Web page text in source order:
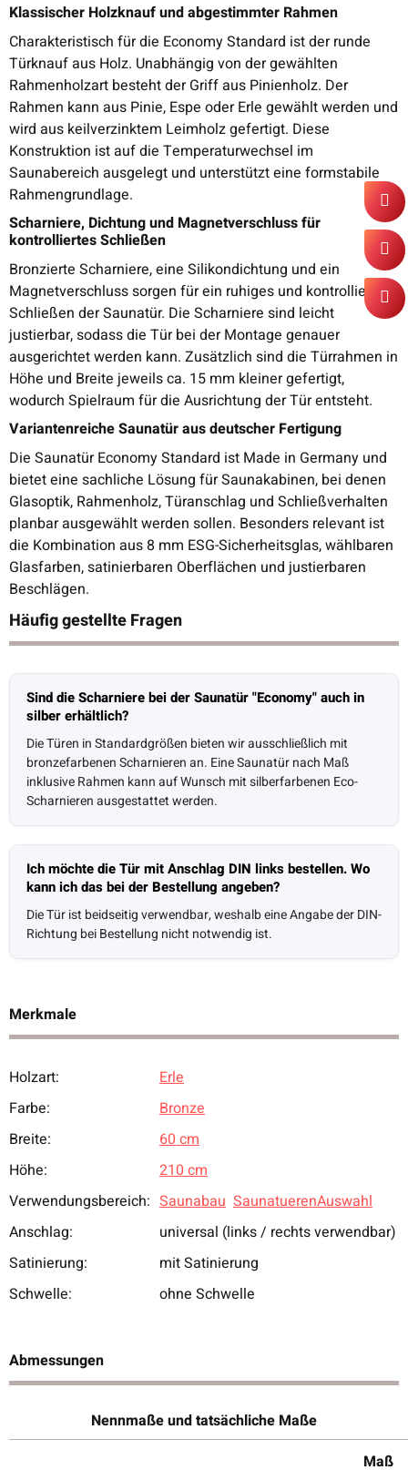
Klassischer Holzknauf und abgestimmter Rahmen
Charakteristisch für die Economy Standard ist der runde
Türknauf aus Holz. Unabhängig von der gewählten
Rahmenholzart besteht der Griff aus Pinienholz. Der
Rahmen kann aus Pinie, Espe oder Erle gewählt werden und
wird aus keilverzinktem Leimholz gefertigt. Diese
Konstruktion ist auf die Temperaturwechsel im
Saunabereich ausgelegt und unterstützt eine formstabile
Rahmengrundlage.
Scharniere, Dichtung und Magnetverschluss für
kontrolliertes Schließen
Bronzierte Scharniere, eine Silikondichtung und ein
Magnetverschluss sorgen für ein ruhiges und kontrolliertes
Schließen der Saunatür. Die Scharniere sind leicht
justierbar, sodass die Tür bei der Montage genauer
ausgerichtet werden kann. Zusätzlich sind die Türrahmen in
Höhe und Breite jeweils ca. 15 mm kleiner gefertigt,
wodurch Spielraum für die Ausrichtung der Tür entsteht.
Variantenreiche Saunatür aus deutscher Fertigung
Die Saunatür Economy Standard ist Made in Germany und
bietet eine sachliche Lösung für Saunakabinen, bei denen
Glasoptik, Rahmenholz, Türanschlag und Schließverhalten
planbar ausgewählt werden sollen. Besonders relevant ist
die Kombination aus 8 mm ESG-Sicherheitsglas, wählbaren
Glasfarben, satinierbaren Oberflächen und justierbaren
Beschlägen.
Häufig gestellte Fragen
Sind die Scharniere bei der Saunatür "Economy" auch in
silber erhältlich?
Die Türen in Standardgrößen bieten wir ausschließlich mit
bronzefarbenen Scharnieren an. Eine Saunatür nach Maß
inklusive Rahmen kann auf Wunsch mit silberfarbenen Eco-
Scharnieren ausgestattet werden.
Ich möchte die Tür mit Anschlag DIN links bestellen. Wo
kann ich das bei der Bestellung angeben?
Die Tür ist beidseitig verwendbar, weshalb eine Angabe der DIN-
Richtung bei Bestellung nicht notwendig ist.
Merkmale
Produkteigenschaft
Wert
Holzart:
Erle
Farbe:
Bronze
Breite:
60 cm
Höhe:
210 cm
Verwendungsbereich: Saunabau SaunatuerenAuswahl
Anschlag:
universal (links / rechts verwendbar)
Satinierung:
mit Satinierung
Schwelle:
ohne Schwelle
Abmessungen
Nennmaße und tatsächliche Maße
Maß